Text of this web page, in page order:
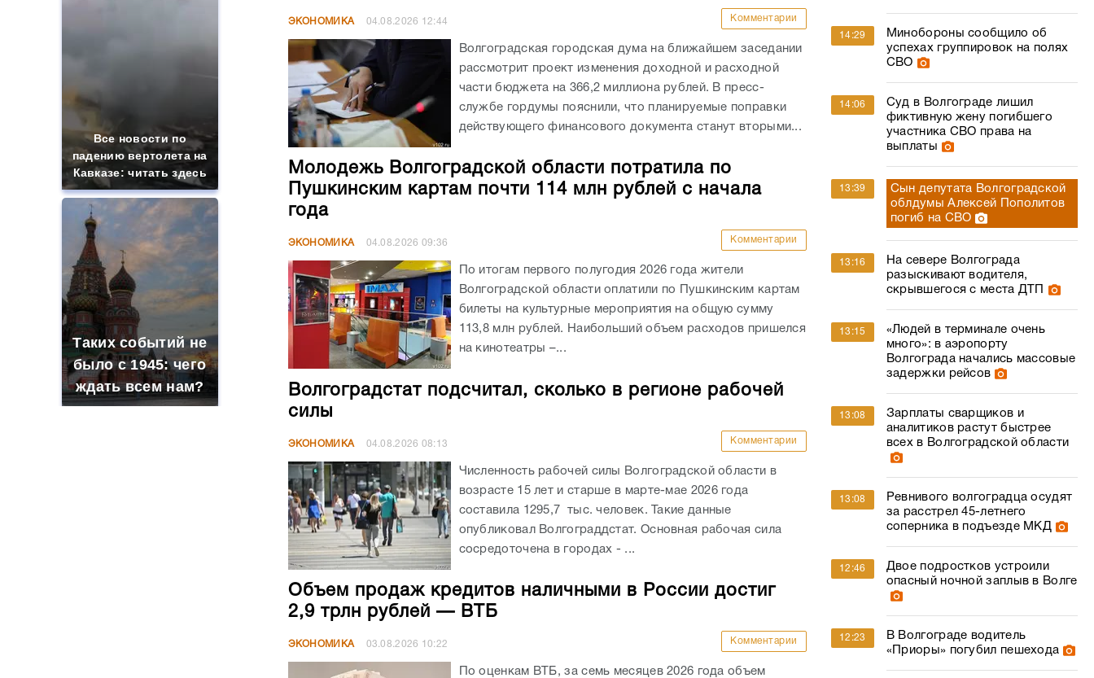
Все новости по
падению вертолета на
Кавказе: читать здесь
Таких событий не
было с 1945: чего
ждать всем нам?
ЭКОНОМИКА 04.08.2026 12:44 Комментарии
Волгоградская городская дума на ближайшем заседании
рассмотрит проект изменения доходной и расходной
части бюджета на 366,2 миллиона рублей. В пресс-
службе гордумы пояснили, что планируемые поправки
действующего финансового документа станут вторыми...
Молодежь Волгоградской области потратила по
Пушкинским картам почти 114 млн рублей с начала
года
ЭКОНОМИКА 04.08.2026 09:36 Комментарии
По итогам первого полугодия 2026 года жители
Волгоградской области оплатили по Пушкинским картам
билеты на культурные мероприятия на общую сумму
113,8 млн рублей. Наибольший объем расходов пришелся
на кинотеатры –...
Волгоградстат подсчитал, сколько в регионе рабочей
силы
ЭКОНОМИКА 04.08.2026 08:13 Комментарии
Численность рабочей силы Волгоградской области в
возрасте 15 лет и старше в марте-мае 2026 года
составила 1295,7 тыс. человек. Такие данные
опубликовал Волгограддстат. Основная рабочая сила
сосредоточена в городах - ...
Объем продаж кредитов наличными в России достиг
2,9 трлн рублей — ВТБ
ЭКОНОМИКА 03.08.2026 10:22 Комментарии
По оценкам ВТБ, за семь месяцев 2026 года объем
14:29
Минобороны сообщило об
успехах группировок на полях
СВО
14:06
Суд в Волгограде лишил
фиктивную жену погибшего
участника СВО права на
выплаты
13:39
Сын депутата Волгоградской
облдумы Алексей Пополитов
погиб на СВО
13:16
На севере Волгограда
разыскивают водителя,
скрывшегося с места ДТП
13:15
«Людей в терминале очень
много»: в аэропорту
Волгограда начались массовые
задержки рейсов
13:08
Зарплаты сварщиков и
аналитиков растут быстрее
всех в Волгоградской области
13:08
Ревнивого волгоградца осудят
за расстрел 45-летнего
соперника в подъезде МКД
12:46
Двое подростков устроили
опасный ночной заплыв в Волге
12:23
В Волгограде водитель
«Приоры» погубил пешехода